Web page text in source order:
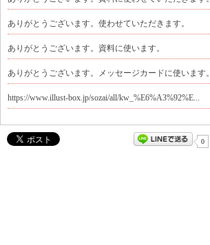
ありがとうございます。使わせていただきます。
ありがとうございます。資料に使います。
ありがとうございます。メッセージカードに使います。
https://www.illust-box.jp/sozai/all/kw_%E6%A3%92%E...
0